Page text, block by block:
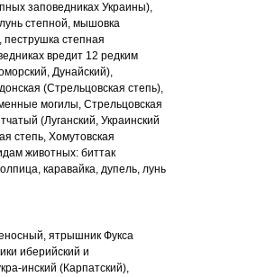
заповедникахУкраины),
степной, мышовка
пеструшка степная
вредит 12 редким
Дунайский),
донская (Стрельцовская степь),
могилы, Стрельцовская
(Луганский,Украинский
степь, Хомутовская
животных: биттак
каравайка,дупель, лунь
ятрышник Фукса
иберийский и
-инский (Карпатский),